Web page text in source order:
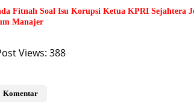
Fitnah Soal Isu Korupsi Ketua KPRI Sejahtera
Manajer
Views: 388
Komentar